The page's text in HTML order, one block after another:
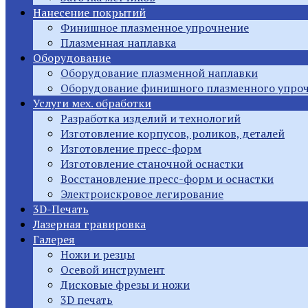
Нанесение покрытий
Финишное плазменное упрочнение
Плазменная наплавка
Оборудование
Оборудование плазменной наплавки
Оборудование финишного плазменного
Услуги мех. обработки
Разработка изделий и технологий
Изготовление корпусов, роликов, деталей
Изготовление пресс-форм
Изготовление станочной оснастки
Восстановление пресс-форм и оснастки
Электроискровое легирование
3D-Печать
Лазерная гравировка
Галерея
Ножи и резцы
Осевой инструмент
Дисковые фрезы и ножи
3D печать